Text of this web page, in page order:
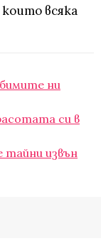
всяка
ни
си в
тайни извън